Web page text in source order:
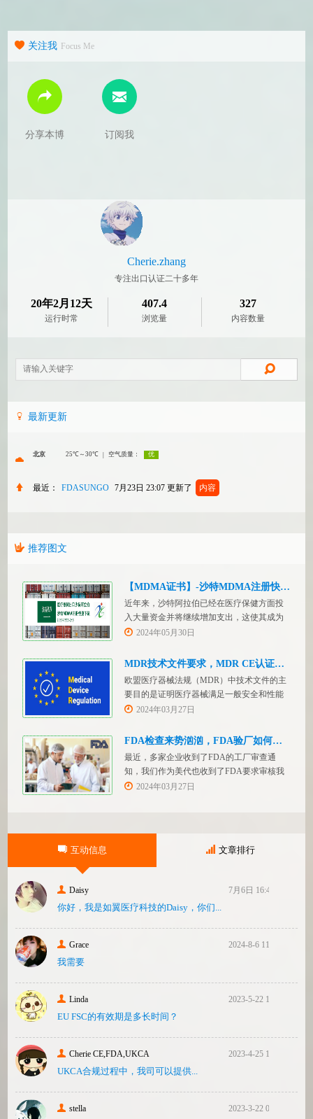
关注我 Focus Me
分享本博 订阅我
Cherie.zhang
专注出口认证二十多年
20年2月12天
运行时常
407.4
浏览量
327
内容数量
最新更新
最近： FDASUNGO 7月23日 23:07 更新了 内容
推荐图文
【MDMA证书】-沙特MDMA注册快速下证
近年来，沙特阿拉伯已经在医疗保健方面投
入大量资金并将继续增加支出，这使其成为
医疗设备制造商感兴趣的市场。然而，想要
管要求，即他们必须在沙特阿拉伯获得其设
务，FDASUNGO全球合规业务版图再添新模
块。F
2024年05月30日
MDR技术文件要求，MDR CE认证办理
欧盟医疗器械法规（MDR）中技术文件的主
要目的是证明医疗器械满足一般安全和性能
要求。无论类别如何，所有医疗设备都必须
有关技术文件的要求。MDR技术文档结构：
2024年03月27日
FDA检查来势汹汹，FDA验厂如何应对？
最近，多家企业收到了FDA的工厂审查通
知，我们作为美代也收到了FDA要求审核我
们客户验厂的通知邮件。起因是2023年12
2024年03月27日
互动信息 文章排行
Daisy 7月6日 16:47
你好，我是如翼医疗科技的Daisy，你们...
Grace 2024-8-6 11:14
我需要
Linda 2023-5-22 10:43
EU FSC的有效期是多长时间？
Cherie CE,FDA,UKCA 2023-4-25 16:24
UKCA合‮过规‬程中，我司可‮提以‬供...
stella 2023-3-22 08:31